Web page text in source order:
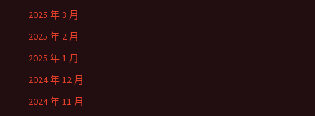
2025 年 3 月
2025 年 2 月
2025 年 1 月
2024 年 12 月
2024 年 11 月